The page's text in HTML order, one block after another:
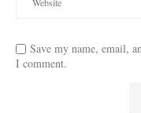
Save my name, email,
I comment.